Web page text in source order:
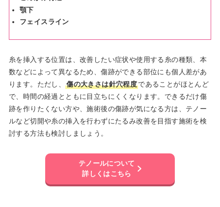
顎下
フェイスライン
糸を挿入する位置は、改善したい症状や使用する糸の種類、本
数などによって異なるため、傷跡ができる部位にも個人差があ
ります。ただし、傷の大きさは針穴程度であることがほとんど
で、時間の経過とともに目立ちにくくなります。できるだけ傷
跡を作りたくない方や、施術後の傷跡が気になる方は、テノー
ルなど切開や糸の挿入を行わずにたるみ改善を目指す施術を検
討する方法も検討しましょう。
テノールについて
詳しくはこちら